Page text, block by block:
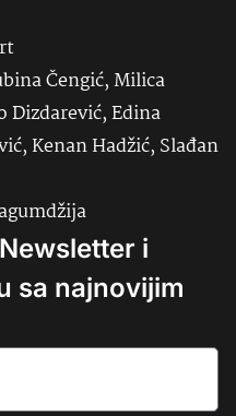
Čengić, Milica
Dizdarević, Edina
Kenan Hadžić, Slađan
i
sa najnovijim